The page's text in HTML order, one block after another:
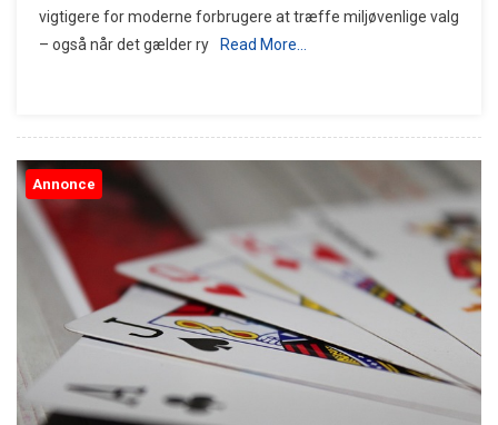
vigtigere for moderne forbrugere at træffe miljøvenlige valg
– også når det gælder ry
Read More…
Annonce